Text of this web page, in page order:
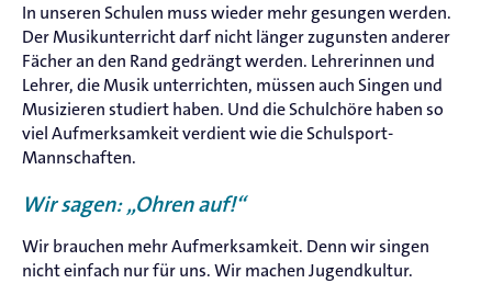
In unseren Schulen muss wieder mehr gesungen werden.
Der Musikunterricht darf nicht länger zugunsten anderer
Fächer an den Rand gedrängt werden. Lehrerinnen und
Lehrer, die Musik unterrichten, müssen auch Singen und
Musizieren studiert haben. Und die Schulchöre haben so
viel Aufmerksamkeit verdient wie die Schulsport-
Mannschaften.
Wir sagen: „Ohren auf!“
Wir brauchen mehr Aufmerksamkeit. Denn wir singen
nicht einfach nur für uns. Wir machen Jugendkultur.